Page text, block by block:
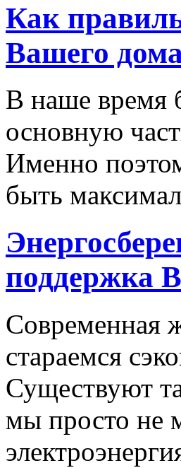
Как
Вашего
В наше время
основную
Именно
быть
поддержка
Современная
стараемся
Существуют
мы просто не